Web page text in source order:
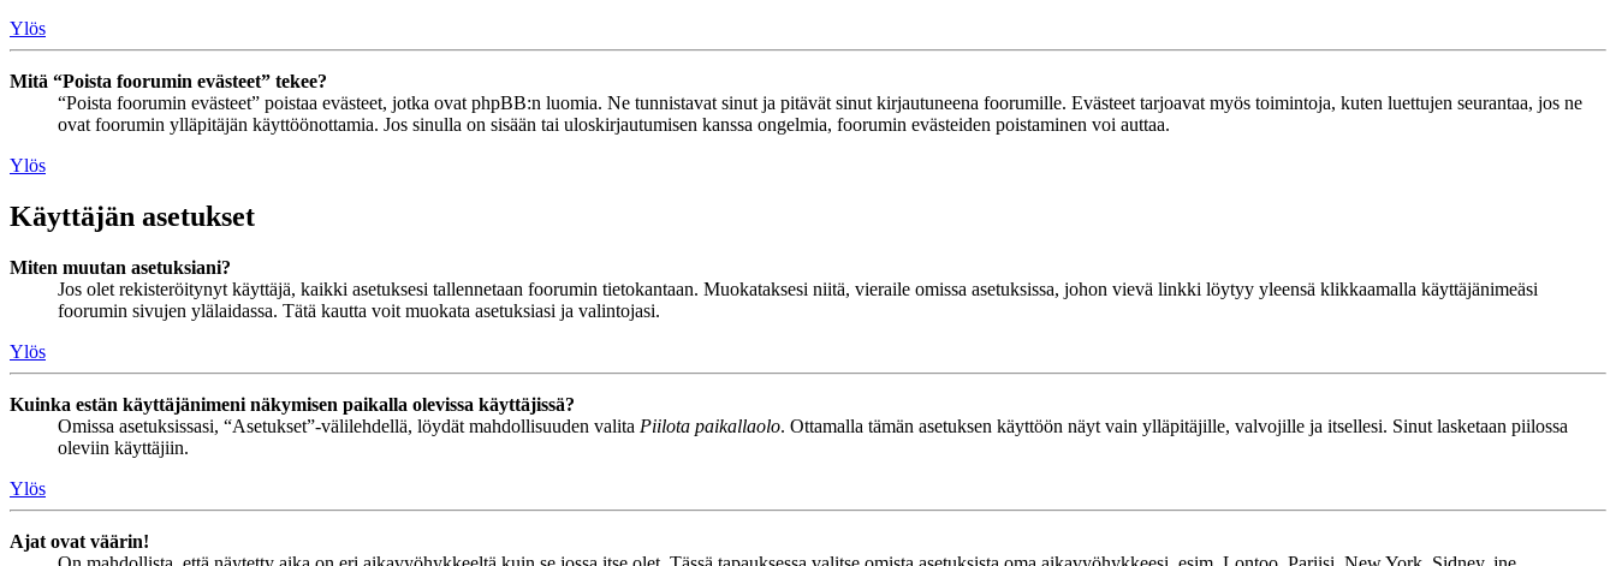
Ylös
Mitä “Poista foorumin evästeet” tekee?
“Poista foorumin evästeet” poistaa evästeet, jotka ovat phpBB:n luomia. Ne tunnistavat sinut ja pitävät sinut kirjautuneena foorumille. Evästeet tarjoavat myös toimintoja, kuten luettujen seurantaa, jos ne
ovat foorumin ylläpitäjän käyttöönottamia. Jos sinulla on sisään tai uloskirjautumisen kanssa ongelmia, foorumin evästeiden poistaminen voi auttaa.
Ylös
Käyttäjän asetukset
Miten muutan asetuksiani?
Jos olet rekisteröitynyt käyttäjä, kaikki asetuksesi tallennetaan foorumin tietokantaan. Muokataksesi niitä, vieraile omissa asetuksissa, johon vievä linkki löytyy yleensä klikkaamalla käyttäjänimeäsi
foorumin sivujen ylälaidassa. Tätä kautta voit muokata asetuksiasi ja valintojasi.
Ylös
Kuinka estän käyttäjänimeni näkymisen paikalla olevissa käyttäjissä?
Omissa asetuksissasi, “Asetukset”-välilehdellä, löydät mahdollisuuden valita Piilota paikallaolo. Ottamalla tämän asetuksen käyttöön näyt vain ylläpitäjille, valvojille ja itsellesi. Sinut lasketaan piilossa
oleviin käyttäjiin.
Ylös
Ajat ovat väärin!